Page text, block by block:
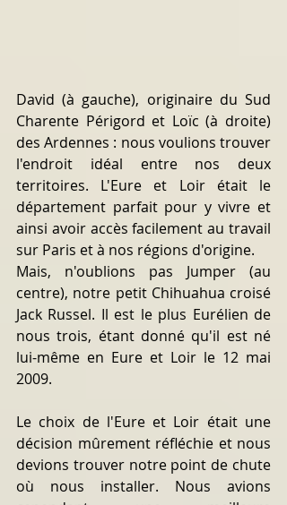
David (à gauche), originaire du Sud
Charente Périgord et Loïc (à droite)
des Ardennes : nous voulions trouver
l'endroit idéal entre nos deux
territoires. L'Eure et Loir était le
département parfait pour y vivre et
ainsi avoir accès facilement au travail
sur Paris et à nos régions d'origine.
Mais, n'oublions pas Jumper (au
centre), notre petit Chihuahua croisé
Jack Russel. Il est le plus Eurélien de
nous trois, étant donné qu'il est né
lui-même en Eure et Loir le 12 mai
2009.
Le choix de l'Eure et Loir était une
décision mûrement réfléchie et nous
devions trouver notre point de chute
où nous installer. Nous avions